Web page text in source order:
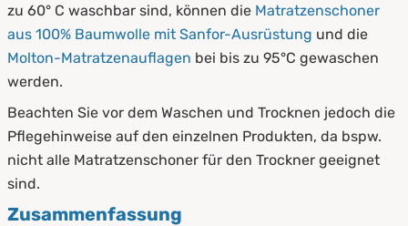
zu 60° C waschbar sind, können die Matratzenschoner
aus 100% Baumwolle mit Sanfor-Ausrüstung und die
Molton-Matratzenauflagen bei bis zu 95°C gewaschen
werden.
Beachten Sie vor dem Waschen und Trocknen jedoch die
Pflegehinweise auf den einzelnen Produkten, da bspw.
nicht alle Matratzenschoner für den Trockner geeignet
sind.
Zusammenfassung